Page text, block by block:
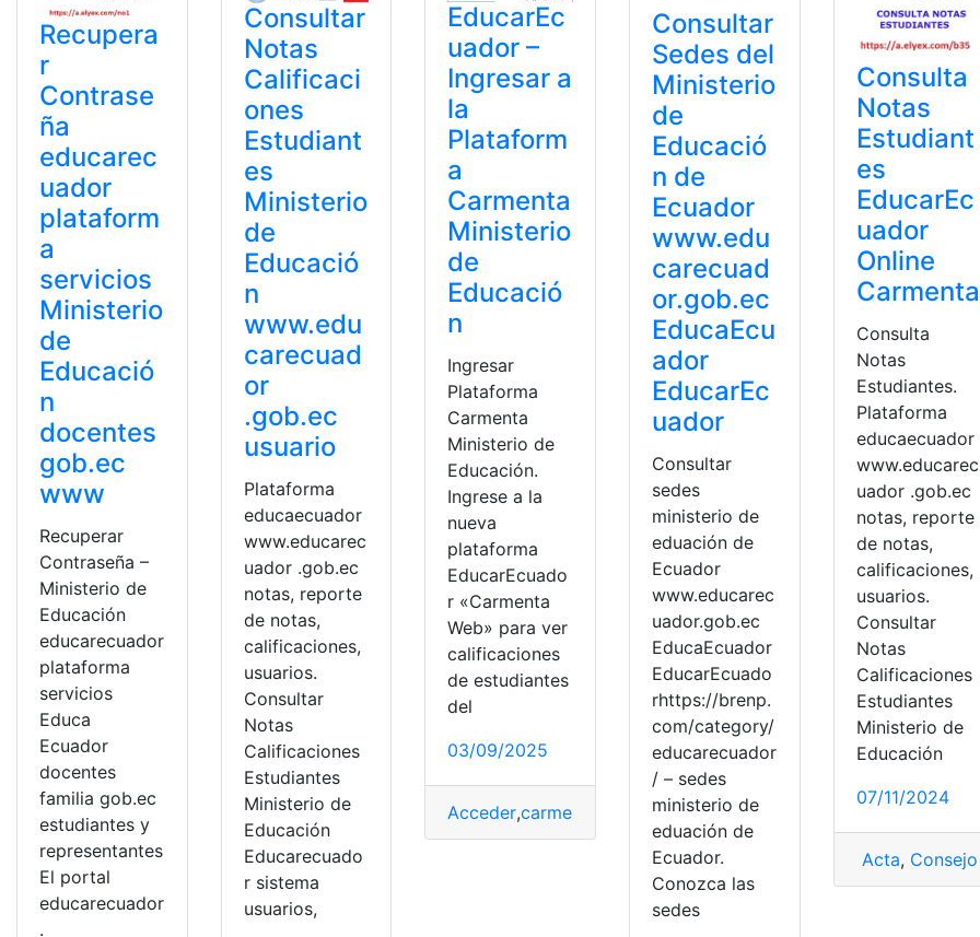
Recupera
r
Contrase
ña
educarec
uador
plataform
a
servicios
Ministerio
de
Educació
n
docentes
gob.ec
www
Recuperar
Contraseña –
Ministerio de
Educación
educarecuador
plataforma
servicios
Educa
Ecuador
docentes
familia gob.ec
estudiantes y
representantes
El portal
educarecuador
.
Consultar
Notas
Calificaci
ones
Estudiant
es
Ministerio
de
Educació
n
www.edu
carecuad
or
.gob.ec
usuario
Plataforma
educaecuador
www.educarec
uador .gob.ec
notas, reporte
de notas,
calificaciones,
usuarios.
Consultar
Notas
Calificaciones
Estudiantes
Ministerio de
Educación
Educarecuado
r sistema
usuarios,
EducarEc
uador –
Ingresar a
la
Plataform
a
Carmenta
Ministerio
de
Educació
n
Ingresar
Plataforma
Carmenta
Ministerio de
Educación.
Ingrese a la
nueva
plataforma
EducarEcuado
r «Carmenta
Web» para ver
calificaciones
de estudiantes
del
03/09/2025
Acceder,carmenta Consultas,Ecuador, EducarEcuador
Consultar
Sedes del
Ministerio
de
Educació
n de
Ecuador
www.edu
carecuad
or.gob.ec
EducaEcu
ador
EducarEc
uador
Consultar
sedes
ministerio de
eduación de
Ecuador
www.educarec
uador.gob.ec
EducaEcuador
EducarEcuado
rhttps://brenp.
com/category/
educarecuador
/ – sedes
ministerio de
eduación de
Ecuador.
Conozca las
sedes
Consulta
Notas
Estudiant
es
EducarEc
uador
Online
Carmenta
Consulta
Notas
Estudiantes.
Plataforma
educaecuador
www.educarec
uador .gob.ec
notas, reporte
de notas,
calificaciones,
usuarios.
Consultar
Notas
Calificaciones
Estudiantes
Ministerio de
Educación
07/11/2024
Acta,